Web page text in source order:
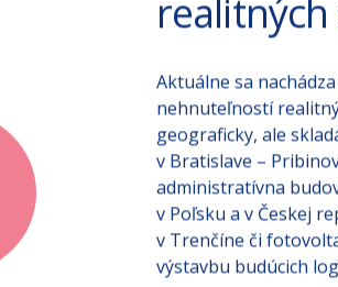
Aké
Aktuálne sa
nehnuteľností
geograficky, ale
v Bratislave –
administratívna
v Poľsku a v Českej